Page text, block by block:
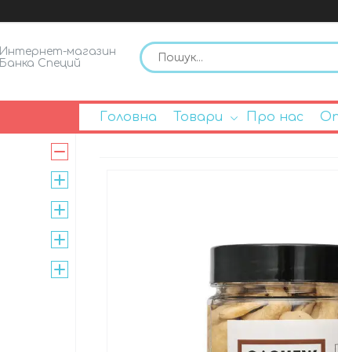
Интернет-магазин
Банка Специй
Головна Товари Про нас